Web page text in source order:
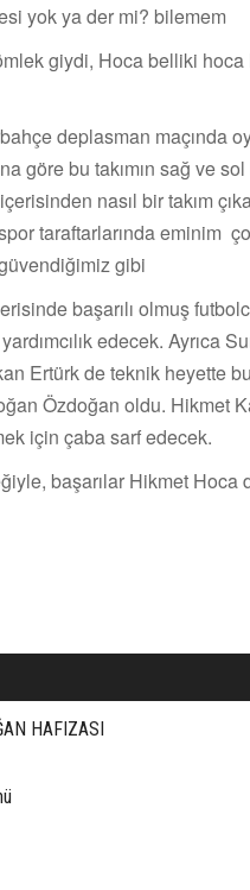
yok ya der mi? bilemem
giydi, Hoca belliki
deplasman maçında
göre bu takımın sağ ve
nasıl bir takım
taraftarlarında eminim
gibi
başarılı olmuş
edecek. Ayrıca
Ertürk de teknik heyette
Özdoğan oldu. Hikmet
için çaba sarf edecek.
başarılar Hikmet Hoca
HAFIZASI